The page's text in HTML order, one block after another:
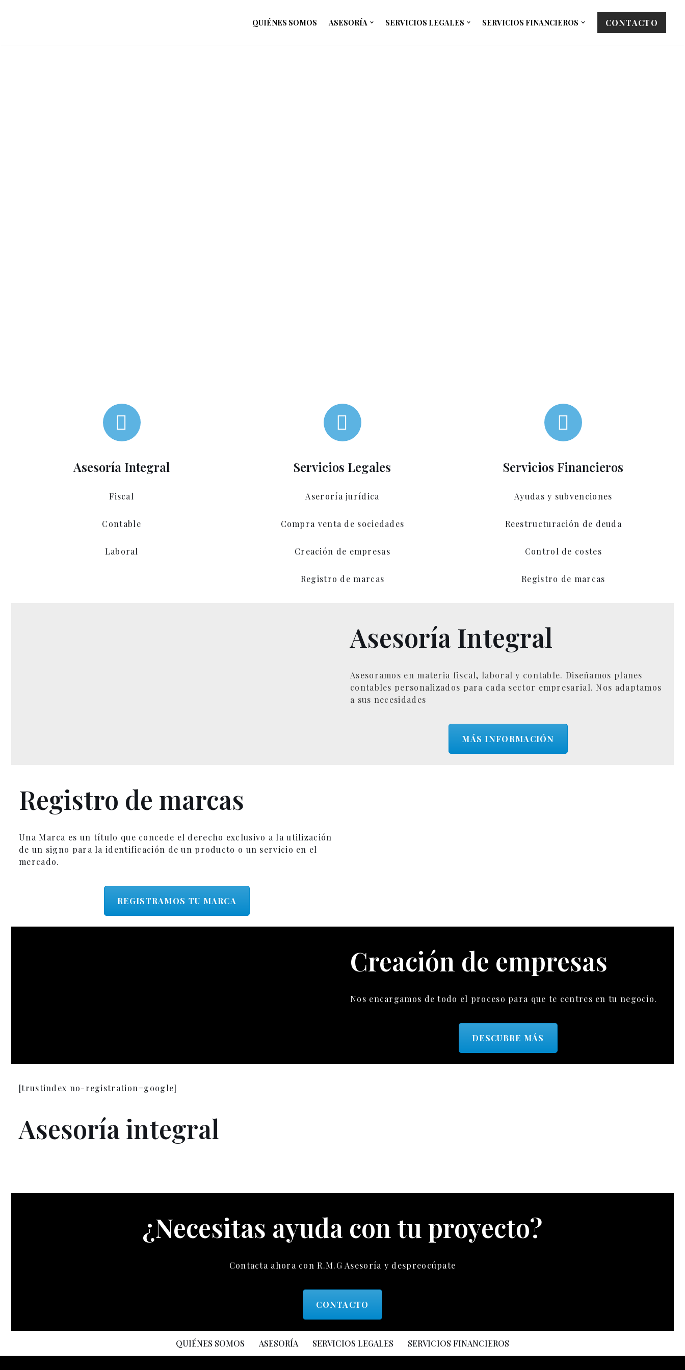
QUIÉNES SOMOS ASESORÍA SERVICIOS LEGALES SERVICIOS FINANCIEROS CONTACTO
Asesoría Integral
Fiscal
Contable
Laboral
Servicios Legales
Aseroría jurídica
Compra venta de sociedades
Creación de empresas
Registro de marcas
Servicios Financieros
Ayudas y subvenciones
Reestructuración de deuda
Control de costes
Registro de marcas
Asesoría Integral
Asesoramos en materia fiscal, laboral y contable. Diseñamos planes
contables personalizados para cada sector empresarial. Nos adaptamos
a sus necesidades
MÁS INFORMACIÓN
Registro de marcas
Una Marca es un título que concede el derecho exclusivo a la utilización
de un signo para la identificación de un producto o un servicio en el
mercado.
REGISTRAMOS TU MARCA
Creación de empresas
Nos encargamos de todo el proceso para que te centres en tu negocio.
DESCUBRE MÁS
[trustindex no-registration=google]
Asesoría integral
¿Necesitas ayuda con tu proyecto?
Contacta ahora con R.M.G Asesoría y despreocúpate
CONTACTO
QUIÉNES SOMOS ASESORÍA SERVICIOS LEGALES SERVICIOS FINANCIEROS